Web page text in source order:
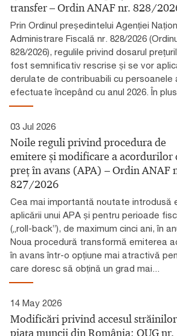
transfer – Ordin ANAF nr. 828/
Prin Ordinul președintelui Agenției
Administrare Fiscală nr. 828/2026
828/2026), regulile privind dosarul
fost semnificativ rescrise și se vor
derulate de contribuabili cu persoanele
efectuate începând cu anul 2026. În
03 Jul 2026
Noile reguli privind procedura de
emitere și modificare a acordurilor
preț în avans (APA) – Ordin ANAF
827/2026
Cea mai importantă noutate introdusă
aplicării unui APA și pentru perioade
(„roll-back”), de maximum cinci ani, în
Noua procedură transformă emiterea
în avans într-o opțiune mai atractivă
care doresc să obțină un grad mai...
14 May 2026
Modificări privind accesul
piața muncii din România: OUG nr.